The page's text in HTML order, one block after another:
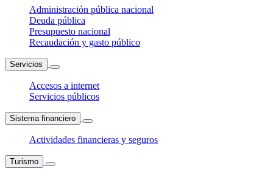
Administración pública nacional
Deuda pública
Presupuesto nacional
Recaudación y gasto público
Servicios
Accesos a internet
Servicios públicos
Sistema financiero
Actividades financieras y seguros
Turismo